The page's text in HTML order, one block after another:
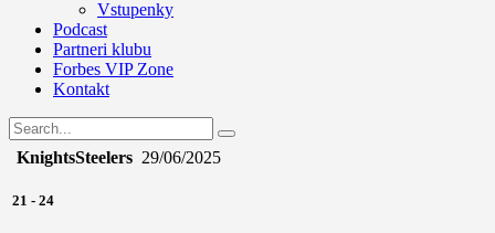
Vstupenky
Podcast
Partneri klubu
Forbes VIP Zone
Kontakt
KnightsSteelers 29/06/2025
21 - 24